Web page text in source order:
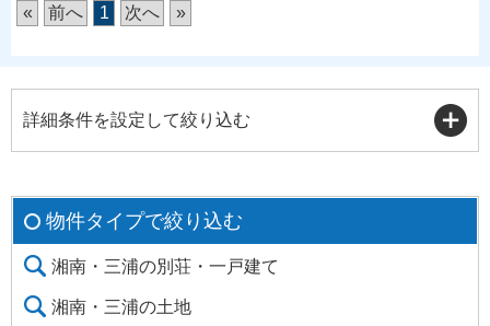
«
前へ 1 次へ »
詳細条件を設定して絞り込む
物件タイプで絞り込む
湘南・三浦の別荘・一戸建て
湘南・三浦の土地